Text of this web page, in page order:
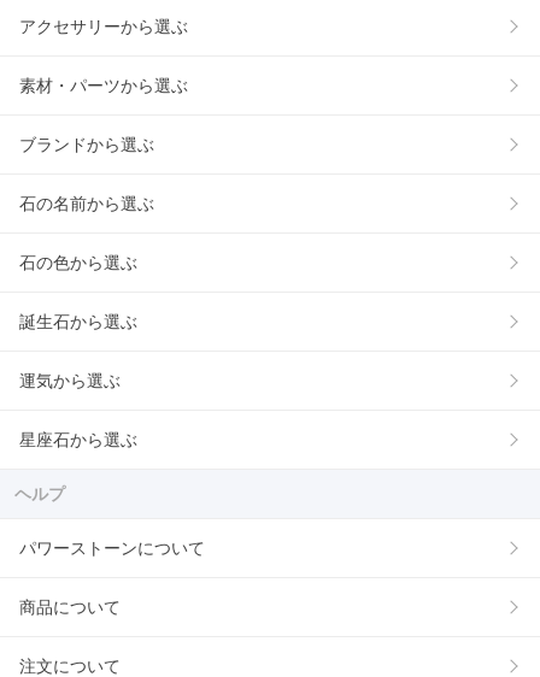
アクセサリーから選ぶ
素材・パーツから選ぶ
ブランドから選ぶ
石の名前から選ぶ
石の色から選ぶ
誕生石から選ぶ
運気から選ぶ
星座石から選ぶ
ヘルプ
パワーストーンについて
商品について
注文について